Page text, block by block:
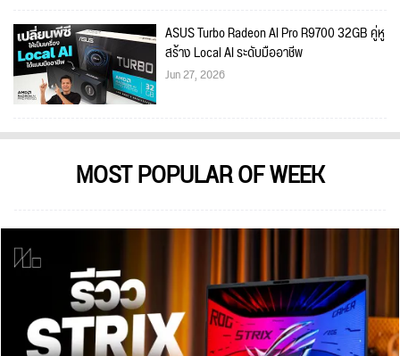
ASUS Turbo Radeon AI Pro R9700 32GB คู่หู
สร้าง Local AI ระดับมืออาชีพ
Jun 27, 2026
MOST POPULAR OF WEEK